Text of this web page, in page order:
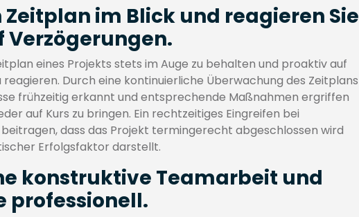
Zeitplan im Blick und reagieren Sie
eines Projekts stets im Auge zu behalten und proaktiv auf
Durch eine kontinuierliche Überwachung des Zeitplans
frühzeitig erkannt und entsprechende Maßnahmen ergriffen
auf Kurs zu bringen. Ein rechtzeitiges Eingreifen bei
dass das Projekt termingerecht abgeschlossen wird
Erfolgsfaktor darstellt.
konstruktive Teamarbeit und
professionell.